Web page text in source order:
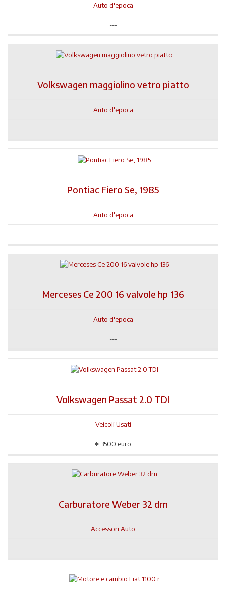
Auto d'epoca
---
Volkswagen maggiolino vetro piatto
Auto d'epoca
---
Pontiac Fiero Se, 1985
Auto d'epoca
---
Merceses Ce 200 16 valvole hp 136
Auto d'epoca
---
Volkswagen Passat 2.0 TDI
Veicoli Usati
€3500 euro
Carburatore Weber 32 drn
Accessori Auto
---